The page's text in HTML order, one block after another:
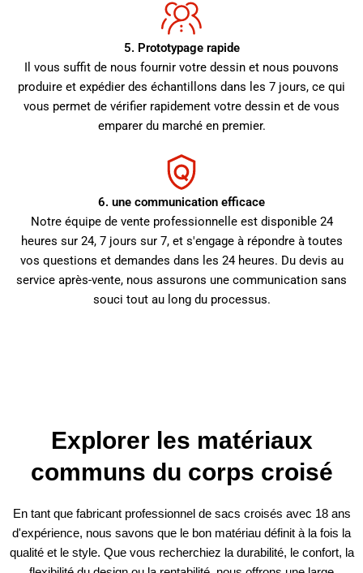
5. Prototypage rapide
Il vous suffit de nous fournir votre dessin et nous pouvons
produire et expédier des échantillons dans les 7 jours, ce qui
vous permet de vérifier rapidement votre dessin et de vous
emparer du marché en premier.
6. une communication efficace
Notre équipe de vente professionnelle est disponible 24
heures sur 24, 7 jours sur 7, et s'engage à répondre à toutes
vos questions et demandes dans les 24 heures. Du devis au
service après-vente, nous assurons une communication sans
souci tout au long du processus.
Explorer les matériaux
communs du corps croisé
En tant que fabricant professionnel de sacs croisés avec 18 ans
d'expérience, nous savons que le bon matériau définit à la fois la
qualité et le style. Que vous recherchiez la durabilité, le confort, la